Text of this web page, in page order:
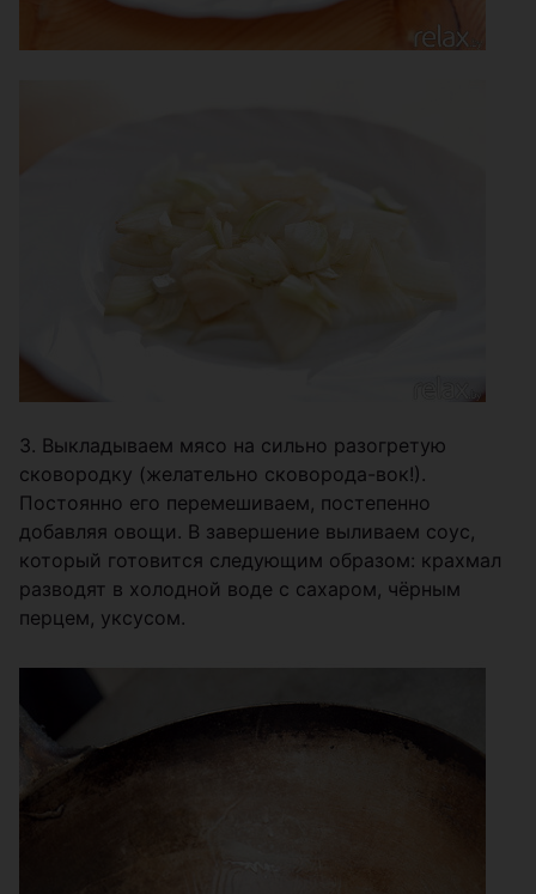
3. Выкладываем мясо на сильно разогретую
сковородку (желательно сковорода-вок!).
Постоянно его перемешиваем, постепенно
добавляя овощи. В завершение выливаем соус,
который готовится следующим образом: крахмал
разводят в холодной воде с сахаром, чёрным
перцем, уксусом.